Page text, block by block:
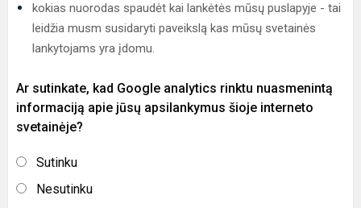
kokias nuorodas spaudėt kai lankėtės mūsų puslapyje - tai
leidžia musm susidaryti paveikslą kas mūsų svetainės
lankytojams yra įdomu.
Ar sutinkate, kad Google analytics rinktu nuasmenintą
informaciją apie jūsų apsilankymus šioje interneto
svetainėje?
Sutinku
Nesutinku